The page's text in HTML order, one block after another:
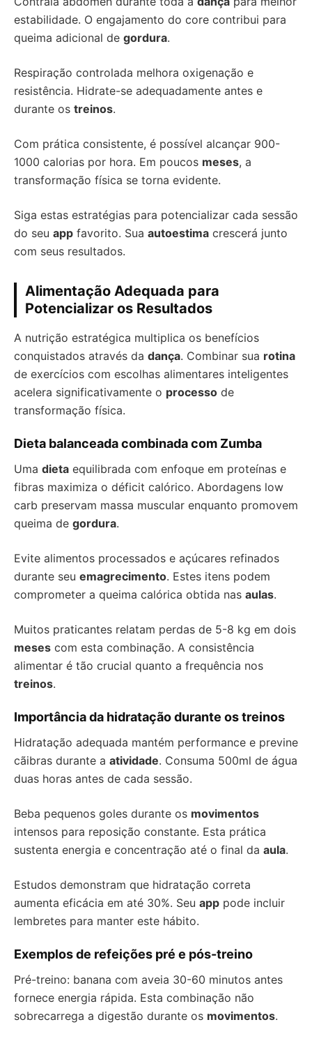
estabilidade. O engajamento do core contribui para
queima adicional de gordura.
Respiração controlada melhora oxigenação e
resistência. Hidrate-se adequadamente antes e
durante os treinos.
Com prática consistente, é possível alcançar 900-
1000 calorias por hora. Em poucos meses, a
transformação física se torna evidente.
Siga estas estratégias para potencializar cada sessão
do seu app favorito. Sua autoestima crescerá junto
com seus resultados.
Alimentação Adequada para
Potencializar os Resultados
A nutrição estratégica multiplica os benefícios
conquistados através da dança. Combinar sua rotina
de exercícios com escolhas alimentares inteligentes
acelera significativamente o processo de
transformação física.
Dieta balanceada combinada com Zumba
Uma dieta equilibrada com enfoque em proteínas e
fibras maximiza o déficit calórico. Abordagens low
carb preservam massa muscular enquanto promovem
queima de gordura.
Evite alimentos processados e açúcares refinados
durante seu emagrecimento. Estes itens podem
comprometer a queima calórica obtida nas aulas.
Muitos praticantes relatam perdas de 5-8 kg em dois
meses com esta combinação. A consistência
alimentar é tão crucial quanto a frequência nos
treinos.
Importância da hidratação durante os treinos
Hidratação adequada mantém performance e previne
cãibras durante a atividade. Consuma 500ml de água
duas horas antes de cada sessão.
Beba pequenos goles durante os movimentos
intensos para reposição constante. Esta prática
sustenta energia e concentração até o final da aula.
Estudos demonstram que hidratação correta
aumenta eficácia em até 30%. Seu app pode incluir
lembretes para manter este hábito.
Exemplos de refeições pré e pós-treino
Pré-treino: banana com aveia 30-60 minutos antes
fornece energia rápida. Esta combinação não
sobrecarrega a digestão durante os movimentos.